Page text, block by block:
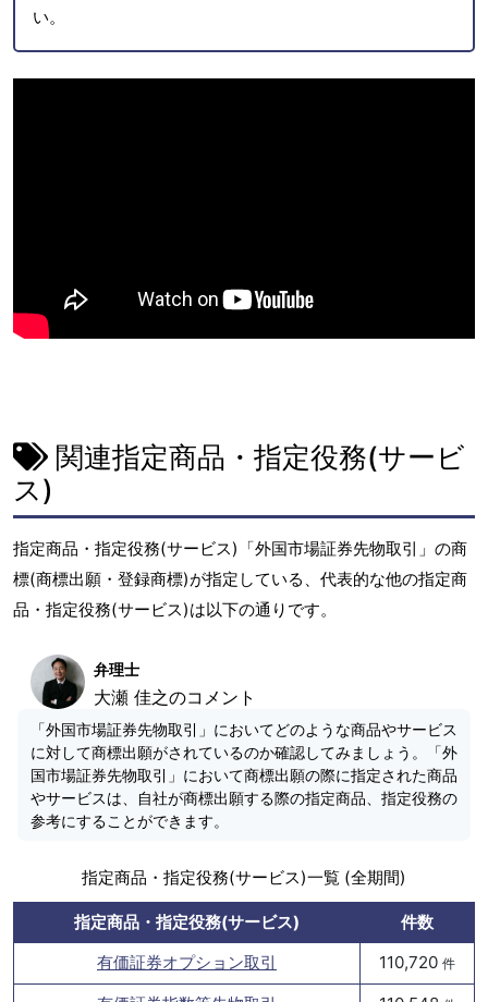
い。
関連指定商品・指定役務(サービ
ス)
指定商品・指定役務(サービス)「外国市場証券先物取引」の商
標(商標出願・登録商標)が指定している、代表的な他の指定商
品・指定役務(サービス)は以下の通りです。
弁理士
大瀬 佳之のコメント
「外国市場証券先物取引」においてどのような商品やサービス
に対して商標出願がされているのか確認してみましょう。「外
国市場証券先物取引」において商標出願の際に指定された商品
やサービスは、自社が商標出願する際の指定商品、指定役務の
参考にすることができます。
指定商品・指定役務(サービス)一覧 (全期間)
指定商品・指定役務(サービス)
件数
有価証券オプション取引
110,720 件